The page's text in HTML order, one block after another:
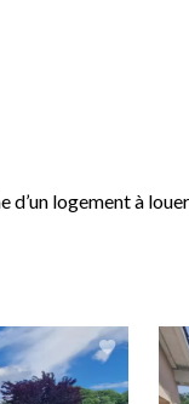
d’un logement à